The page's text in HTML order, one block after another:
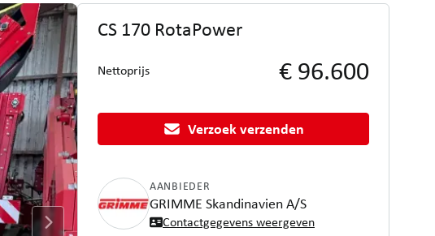
CS 170 RotaPower
Nettoprijs € 96.600
Verzoek verzenden
AANBIEDER
GRIMME Skandinavien A/S
Contactgegevens weergeven